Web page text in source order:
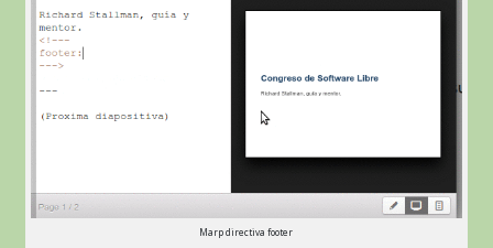
Marp directiva footer